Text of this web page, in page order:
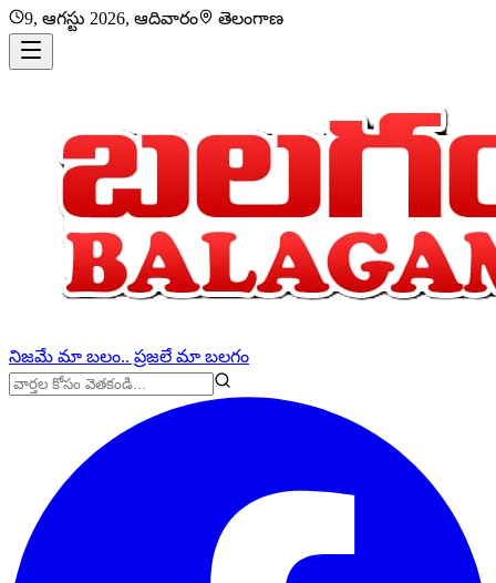
9, ఆగస్టు 2026, ఆదివారం తెలంగాణ
నిజమే మా బలం.. ప్రజలే మా బలగం